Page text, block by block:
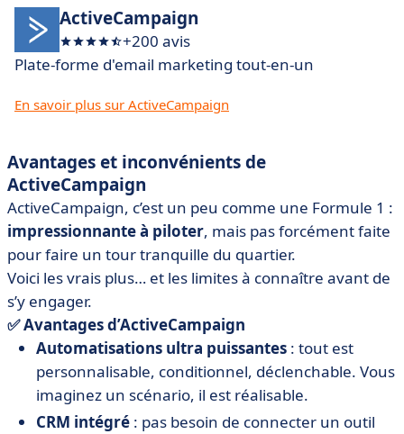
ActiveCampaign
+200 avis
Plate-forme d'email marketing tout-en-un
En savoir plus sur ActiveCampaign
Avantages et inconvénients de
ActiveCampaign
ActiveCampaign, c’est un peu comme une Formule 1 :
impressionnante à piloter, mais pas forcément faite
pour faire un tour tranquille du quartier.
Voici les vrais plus… et les limites à connaître avant de
s’y engager.
✅ Avantages d’ActiveCampaign
Automatisations ultra puissantes : tout est
personnalisable, conditionnel, déclenchable. Vous
imaginez un scénario, il est réalisable.
CRM intégré : pas besoin de connecter un outil